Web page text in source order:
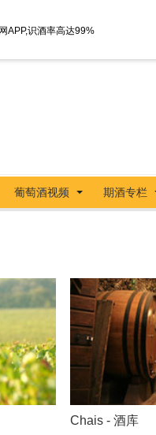
APP,识酒率高达99%
葡萄酒视频 期酒专栏
Chais - 酒库